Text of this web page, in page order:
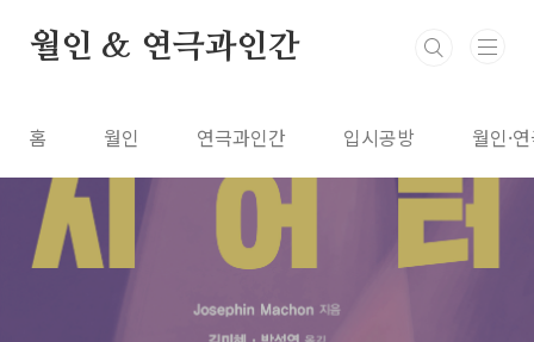
월인 & 연극과인간
홈 월인 연극과인간 입시공방 월인·